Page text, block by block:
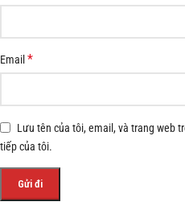
Email*
Lưu tên của tôi, email, và trang web
tiếp của tôi.